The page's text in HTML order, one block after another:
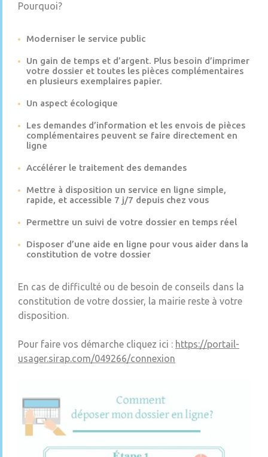
Pourquoi?
Moderniser le service public
Un gain de temps et d’argent. Plus besoin d’imprimer
votre dossier et toutes les pièces complémentaires
en plusieurs exemplaires papier.
Un aspect écologique
Les demandes d’information et les envois de pièces
complémentaires peuvent se faire directement en
ligne
Accélérer le traitement des demandes
Mettre à disposition un service en ligne simple,
rapide, et accessible 7 j/7 depuis chez vous
Permettre un suivi de votre dossier en temps réel
Disposer d’une aide en ligne pour vous aider dans la
constitution de votre dossier
En cas de difficulté ou de besoin de conseils dans la
constitution de votre dossier, la mairie reste à votre
disposition.
Pour faire vos démarche cliquez ici : https://portail-
usager.sirap.com/049266/connexion